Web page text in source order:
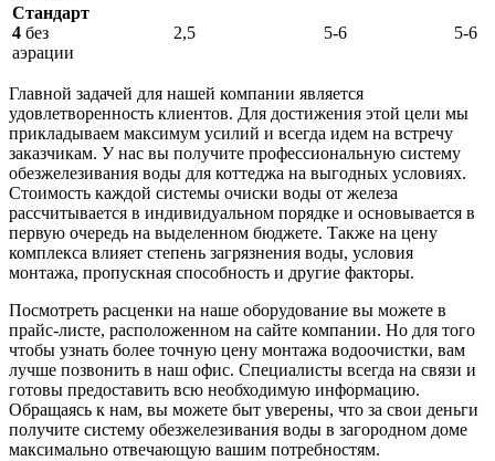
Стандарт
4 без
аэрации
2,5 5-6 5-6
Главной задачей для нашей компании является
удовлетворенность клиентов. Для достижения этой цели мы
прикладываем максимум усилий и всегда идем на встречу
заказчикам. У нас вы получите профессиональную систему
обезжелезивания воды для коттеджа на выгодных условиях.
Стоимость каждой системы очиски воды от железа
рассчитывается в индивидуальном порядке и основывается в
первую очередь на выделенном бюджете. Также на цену
комплекса влияет степень загрязнения воды, условия
монтажа, пропускная способность и другие факторы.
Посмотреть расценки на наше оборудование вы можете в
прайс-листе, расположенном на сайте компании. Но для того
чтобы узнать более точную цену монтажа водоочистки, вам
лучше позвонить в наш офис. Специалисты всегда на связи и
готовы предоставить всю необходимую информацию.
Обращаясь к нам, вы можете быт уверены, что за свои деньги
получите систему обезжелезивания воды в загородном доме
максимально отвечающую вашим потребностям.